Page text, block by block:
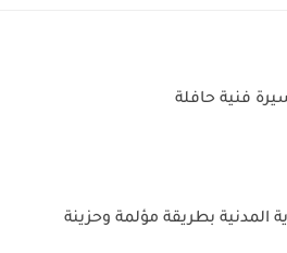
فنية حافلة
المدنية بطريقة مؤلمة وحزينة